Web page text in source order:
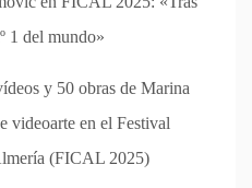
1 del mundo»
y 50 obras de Marina
videoarte en el Festival
(FICAL 2025)